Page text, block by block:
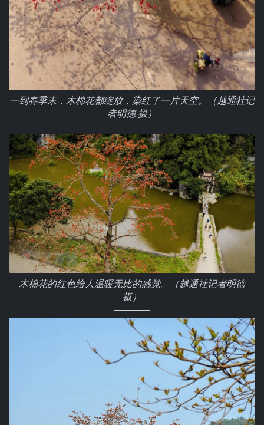
一到春季末，木棉花都绽放，染红了一片天空。（越通社记
者明德 摄）
木棉花的红色给人温暖无比的感觉。（越通社记者明德
摄）